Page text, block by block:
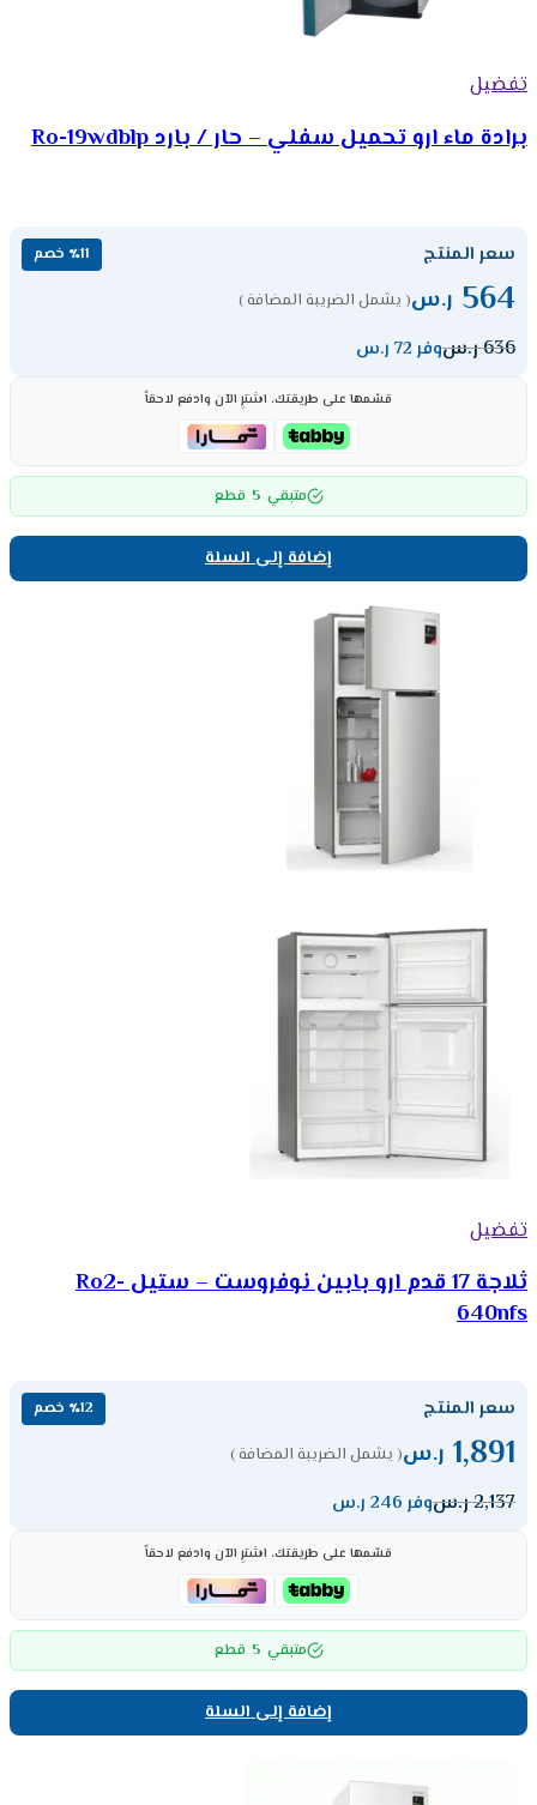
تفضيل
برادة ماء ارو تحميل سفلي – حار / بارد Ro-19wdblp
سعر المنتج ٪11 خصم
564 ر.س( يشمل الضريبة المضافة )
636ر.سوفر 72 ر.س
قسّمها على طريقتك، اشترِ الآن وادفع لاحقاً
متبقي 5 قطع
إضافة إلى السلة
تفضيل
ثلاجة 17 قدم ارو بابين نوفروست – ستيل Ro2-
640nfs
سعر المنتج ٪12 خصم
1,891 ر.س( يشمل الضريبة المضافة )
2,137ر.سوفر 246 ر.س
قسّمها على طريقتك، اشترِ الآن وادفع لاحقاً
متبقي 5 قطع
إضافة إلى السلة